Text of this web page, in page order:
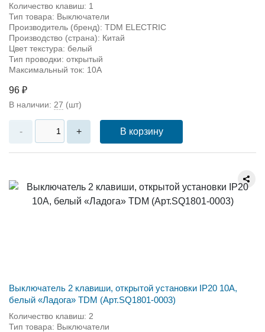
Количество клавиш: 1
Тип товара: Выключатели
Производитель (бренд): TDM ЕLECTRIC
Производство (страна): Китай
Цвет текстура: белый
Тип проводки: открытый
Максимальный ток: 10А
96 ₽
В наличии: 27 (шт)
- + В корзину
Выключатель 2 клавиши, открытой установки IP20 10A,
белый «Ладога» TDM (Арт.SQ1801-0003)
Количество клавиш: 2
Тип товара: Выключатели